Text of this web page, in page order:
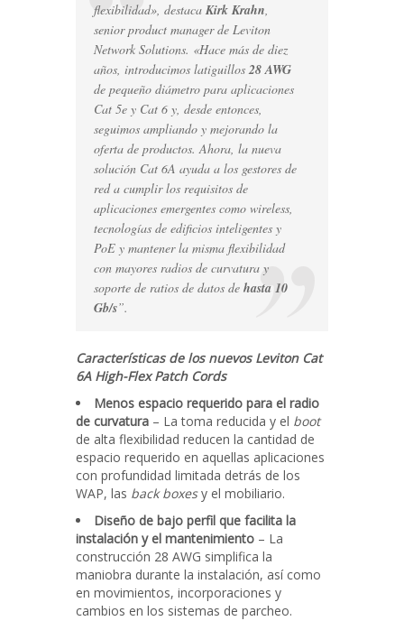
flexibilidad», destaca Kirk Krahn,
senior product managerde Leviton
Network Solutions. «Hace más de diez
años, introducimos latiguillos28 AWG
de pequeño diámetro para aplicaciones
Cat 5e y Cat 6 y, desde entonces,
seguimos ampliando y mejorando la
oferta de productos. Ahora, la nueva
solución Cat 6A ayuda a los gestores de
red a cumplir los requisitos de
aplicaciones emergentes como wireless,
tecnologías de edificios inteligentes y
PoE y mantener la misma flexibilidad
con mayores radios de curvatura y
soporte de ratios de datos de hasta 10
Gb/s”.
Características de los nuevos Leviton Cat
6A High-Flex Patch Cords
Menos espacio requerido para el radio
de curvatura – La toma reducida y el boot
de alta flexibilidad reducen la cantidad de
espacio requerido en aquellas aplicaciones
con profundidad limitada detrás de los
WAP, las back boxesy el mobiliario.
Diseño de bajo perfil que facilita la
instalación y el mantenimiento – La
construcción 28 AWG simplifica la
maniobra durante la instalación, así como
en movimientos, incorporaciones y
cambios en los sistemas de parcheo.